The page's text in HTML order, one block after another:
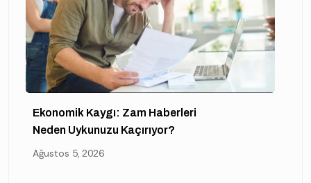
Ekonomik Kaygı: Zam Haberleri
Neden Uykunuzu Kaçırıyor?
Ağustos 5, 2026